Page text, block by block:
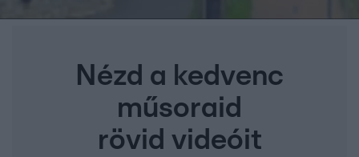
Nézd a kedvenc
műsoraid
rövid videóit